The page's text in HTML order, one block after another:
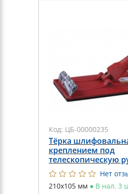
Код: ЦБ-00000235
Тёрка
креплением под
телескопическую
Нет
210x105 мм ● В нал. 3